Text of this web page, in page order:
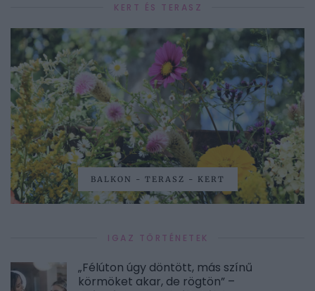
KERT ÉS TERASZ
BALKON - TERASZ - KERT
IGAZ TÖRTÉNETEK
„Félúton úgy döntött, más színű
körmöket akar, de rögtön” –